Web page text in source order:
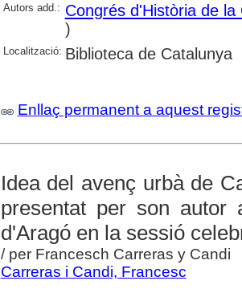
Autors add.: Congrés d'Història de la
)
Localització: Biblioteca de Catalunya
Enllaç permanent a aquest
Idea del avenç urbà de
presentat per son
d'Aragó en la sessió
/ per Francesch Carreras y Candi
Carreras i Candi, Francesc